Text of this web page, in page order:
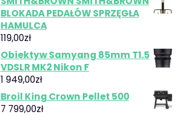
BLOKADA PEDAŁÓW SPRZĘGŁA
HAMULCA
119,00zł
Obiektyw Samyang 85mm T1.5
VDSLR MK2 Nikon F
1 949,00zł
Broil King Crown Pellet 500
7 799,00zł